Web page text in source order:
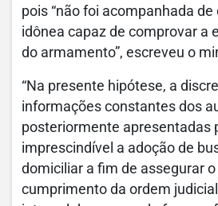
pois “não foi acompanhada
idônea capaz de comprovar a
do armamento”, escreveu o
“Na presente hipótese, a
informações constantes dos
posteriormente apresentadas
imprescindível a adoção de
domiciliar a fim de assegurar
cumprimento da ordem